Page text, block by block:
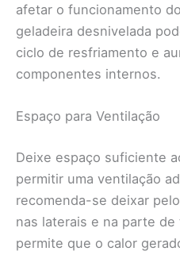
afetar o funcionamento
geladeira desnivelada
ciclo de resfriamento e
componentes internos.
Espaço para Ventilação
Deixe espaço suficiente
permitir uma ventilação
recomenda-se deixar
nas laterais e na parte de
permite que o calor